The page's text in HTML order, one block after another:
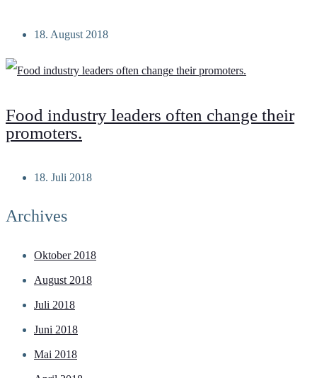
18. August 2018
Food industry leaders often change their
promoters.
18. Juli 2018
Archives
Oktober 2018
August 2018
Juli 2018
Juni 2018
Mai 2018